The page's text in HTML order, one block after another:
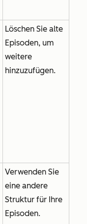
Löschen Sie alte
Episoden, um
weitere
hinzuzufügen.
Verwenden Sie
eine andere
Struktur für Ihre
Episoden.